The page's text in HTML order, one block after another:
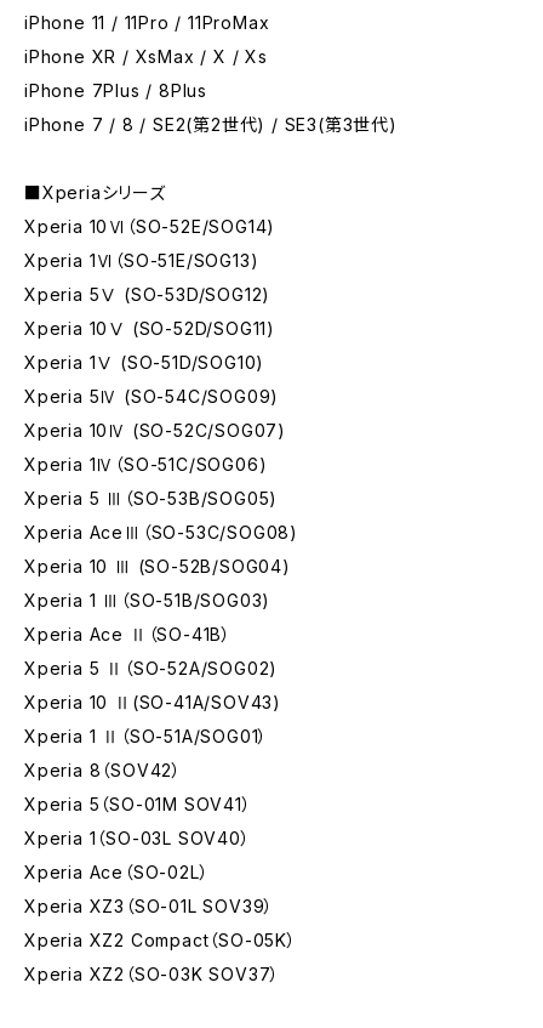
iPhone 11 / 11Pro / 11ProMax
iPhone XR / XsMax / X / Xs
iPhone 7Plus / 8Plus
iPhone 7 / 8 / SE2(第2世代) / SE3(第3世代)
■Xperiaシリーズ
Xperia 10Ⅵ（SO-52E/SOG14)
Xperia 1Ⅵ（SO-51E/SOG13)
Xperia 5Ⅴ (SO-53D/SOG12)
Xperia 10Ⅴ (SO-52D/SOG11)
Xperia 1Ⅴ (SO-51D/SOG10)
Xperia 5Ⅳ (SO-54C/SOG09)
Xperia 10Ⅳ (SO-52C/SOG07)
Xperia 1Ⅳ（SO-51C/SOG06)
Xperia 5 Ⅲ（SO-53B/SOG05)
Xperia AceⅢ（SO-53C/SOG08)
Xperia 10 Ⅲ (SO-52B/SOG04)
Xperia 1 Ⅲ（SO-51B/SOG03)
Xperia Ace Ⅱ（SO-41B）
Xperia 5 Ⅱ（SO-52A/SOG02)
Xperia 10 Ⅱ(SO-41A/SOV43)
Xperia 1 Ⅱ（SO-51A/SOG01）
Xperia 8（SOV42）
Xperia 5（SO-01M SOV41）
Xperia 1（SO-03L SOV40）
Xperia Ace（SO-02L）
Xperia XZ3（SO-01L SOV39）
Xperia XZ2 Compact（SO-05K）
Xperia XZ2（SO-03K SOV37）